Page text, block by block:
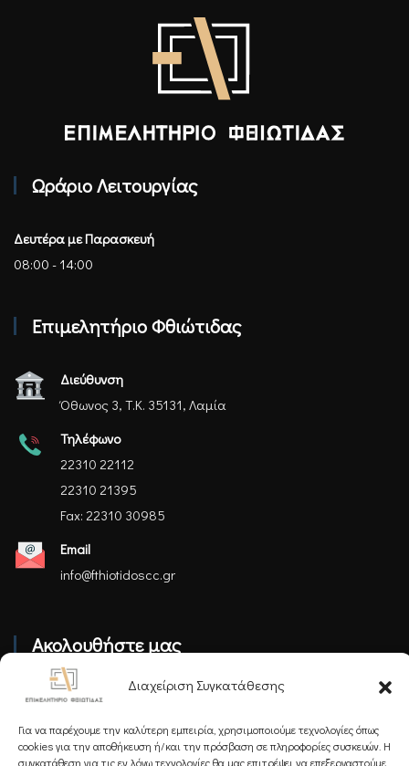
Διαχείριση Συγκατάθεσης
Για να παρέχουμε την καλύτερη εμπειρία, χρησιμοποιούμε τεχνολογίες όπως
cookies για την αποθήκευση ή/και την πρόσβαση σε πληροφορίες συσκευών. Η
συγκατάθεση για τις εν λόγω τεχνολογίες θα μας επιτρέψει να επεξεργαστούμε
Ωράριο Λειτουργίας
Δευτέρα με Παρασκευή
08:00 - 14:00
Επιμελητήριο Φθιώτιδας
Διεύθυνση
Όθωνος 3, Τ.Κ. 35131, Λαμία
Τηλέφωνο
22310 22112
22310 21395
Fax: 22310 30985
Email
info@fthiotidoscc.gr
Ακολουθήστε μας